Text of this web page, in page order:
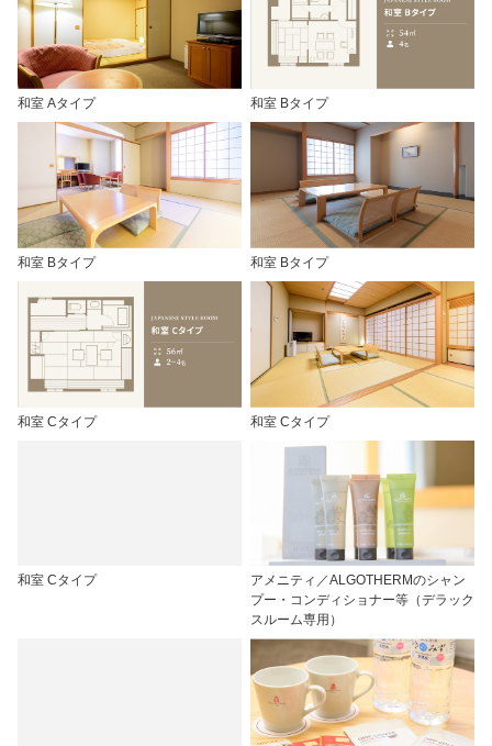
和室 Aタイプ 和室 Bタイプ
和室 Bタイプ 和室 Bタイプ
和室 Cタイプ 和室 Cタイプ
和室 Cタイプ
アメニティ／ALGOTHERMのシャン
プー・コンディショナー等（デラック
スルーム専用）